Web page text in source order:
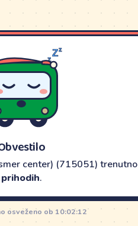
center) (715051) trenutno
prihodih.
osveženo ob 10:02:12